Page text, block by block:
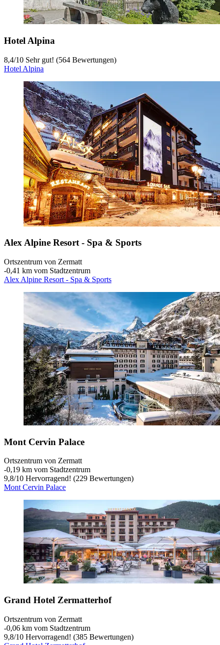
Hotel Alpina
8,4/10 Sehr gut! (564 Bewertungen)
Hotel Alpina
Alex Alpine Resort - Spa & Sports
Ortszentrum von Zermatt
‐0,41 km vom Stadtzentrum
Alex Alpine Resort - Spa & Sports
Mont Cervin Palace
Ortszentrum von Zermatt
‐0,19 km vom Stadtzentrum
9,8/10 Hervorragend! (229 Bewertungen)
Mont Cervin Palace
Grand Hotel Zermatterhof
Ortszentrum von Zermatt
‐0,06 km vom Stadtzentrum
9,8/10 Hervorragend! (385 Bewertungen)